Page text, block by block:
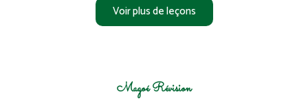
Voir plus de leçons
Magoé Révision